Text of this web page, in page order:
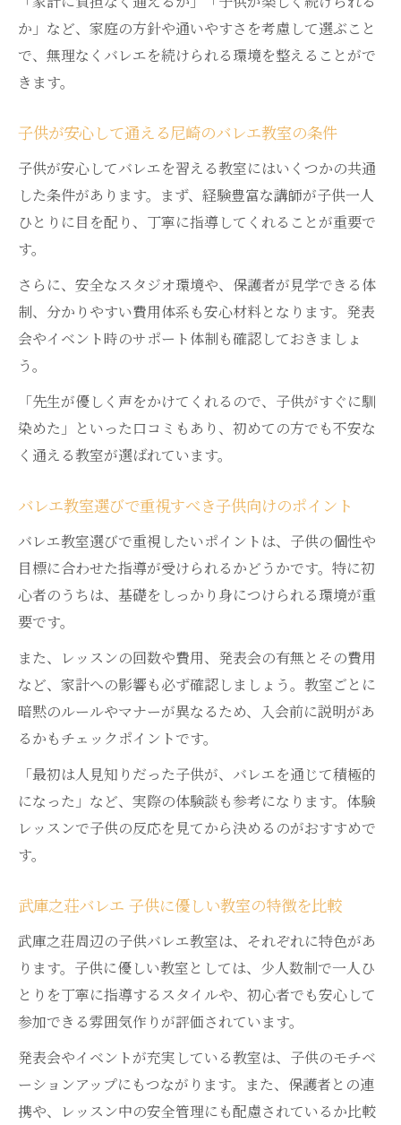
か」など、家庭の方針や通いやすさを考慮して選ぶこと
で、無理なくバレエを続けられる環境を整えることがで
きます。
子供が安心して通える尼崎のバレエ教室の条件
子供が安心してバレエを習える教室にはいくつかの共通
した条件があります。まず、経験豊富な講師が子供一人
ひとりに目を配り、丁寧に指導してくれることが重要で
す。
さらに、安全なスタジオ環境や、保護者が見学できる体
制、分かりやすい費用体系も安心材料となります。発表
会やイベント時のサポート体制も確認しておきましょ
う。
「先生が優しく声をかけてくれるので、子供がすぐに馴
染めた」といった口コミもあり、初めての方でも不安な
く通える教室が選ばれています。
バレエ教室選びで重視すべき子供向けのポイント
バレエ教室選びで重視したいポイントは、子供の個性や
目標に合わせた指導が受けられるかどうかです。特に初
心者のうちは、基礎をしっかり身につけられる環境が重
要です。
また、レッスンの回数や費用、発表会の有無とその費用
など、家計への影響も必ず確認しましょう。教室ごとに
暗黙のルールやマナーが異なるため、入会前に説明があ
るかもチェックポイントです。
「最初は人見知りだった子供が、バレエを通じて積極的
になった」など、実際の体験談も参考になります。体験
レッスンで子供の反応を見てから決めるのがおすすめで
す。
武庫之荘バレエ 子供に優しい教室の特徴を比較
武庫之荘周辺の子供バレエ教室は、それぞれに特色があ
ります。子供に優しい教室としては、少人数制で一人ひ
とりを丁寧に指導するスタイルや、初心者でも安心して
参加できる雰囲気作りが評価されています。
発表会やイベントが充実している教室は、子供のモチベ
ーションアップにもつながります。また、保護者との連
携や、レッスン中の安全管理にも配慮されているか比較